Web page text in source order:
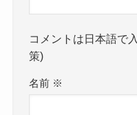
コメントは日本語で
策)
名前 ※